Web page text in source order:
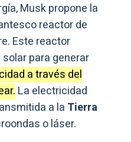
Musk propone la
reactor de
Este reactor
para generar
a través del
La electricidad
a la Tierra
o láser.